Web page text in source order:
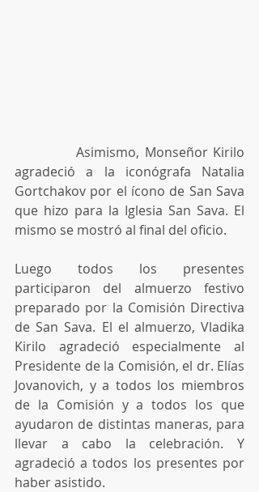
            Asimismo, Monseñor Kirilo
agradeció a la iconógrafa Natalia
Gortchakov por el ícono de San Sava
que hizo para la Iglesia San Sava. El
mismo se mostró al final del oficio.
Luego todos los presentes
participaron del almuerzo festivo
preparado por la Comisión Directiva
de San Sava. El el almuerzo, Vladika
Kirilo agradeció especialmente al
Presidente de la Comisión, el dr. Elías
Jovanovich, y a todos los miembros
de la Comisión y a todos los que
ayudaron de distintas maneras, para
llevar a cabo la celebración. Y
agradeció a todos los presentes por
haber asistido.